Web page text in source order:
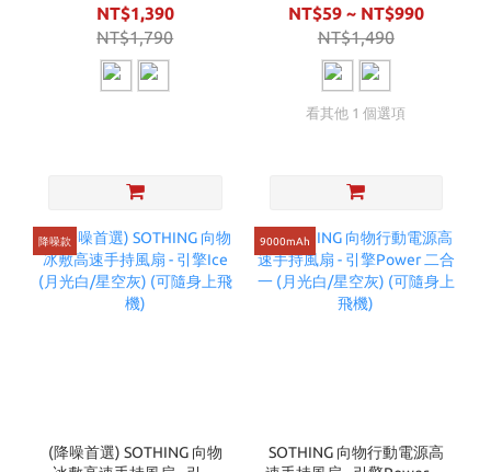
線行動電源 (白/灰) (可上飛
機)
NT$1,390
NT$1,790
白/星空灰) (可隨身上飛機)
NT$59 ~ NT$990
NT$1,490
看其他 1 個選項
降噪款
(降噪首選) SOTHING 向物
9000mAh
SOTHING 向物行動電源高